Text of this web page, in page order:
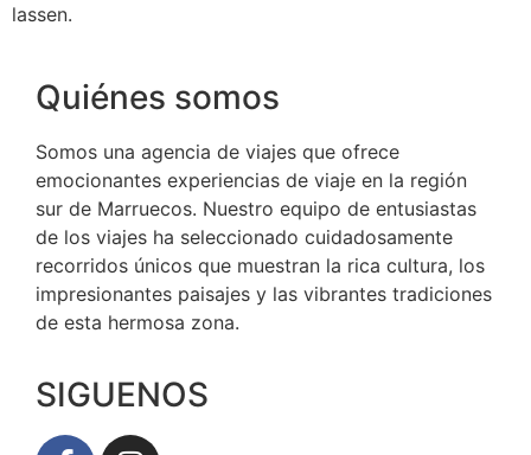
lassen.
Quiénes somos
Somos una agencia de viajes que ofrece
emocionantes experiencias de viaje en la región
sur de Marruecos. Nuestro equipo de entusiastas
de los viajes ha seleccionado cuidadosamente
recorridos únicos que muestran la rica cultura, los
impresionantes paisajes y las vibrantes tradiciones
de esta hermosa zona.
SIGUENOS